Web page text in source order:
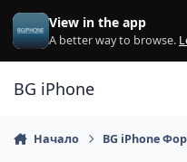
Премини към съдържанието
View in the app
A better way to browse.
BG iPhone
Начало BG iPhone